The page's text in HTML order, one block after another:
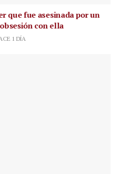
que fue asesinada por un
con ella
1 DÍA